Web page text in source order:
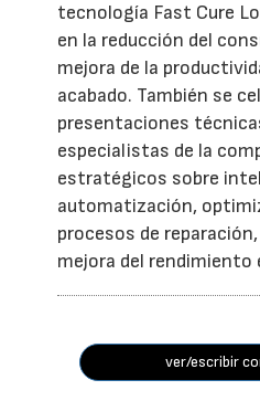
tecnología Fast Cure
en la reducción del
mejora de la
acabado. También se
presentaciones
especialistas de la
estratégicos sobre
automatización,
procesos de
mejora del rendimiento
ver/escribir